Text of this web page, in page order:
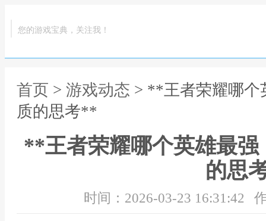
您的游戏宝典，关注我！
首页 > 游戏动态 > **王者荣耀哪个
质的思考**
**王者荣耀哪个英雄最
的思
时间：2026-03-23 16:31:42